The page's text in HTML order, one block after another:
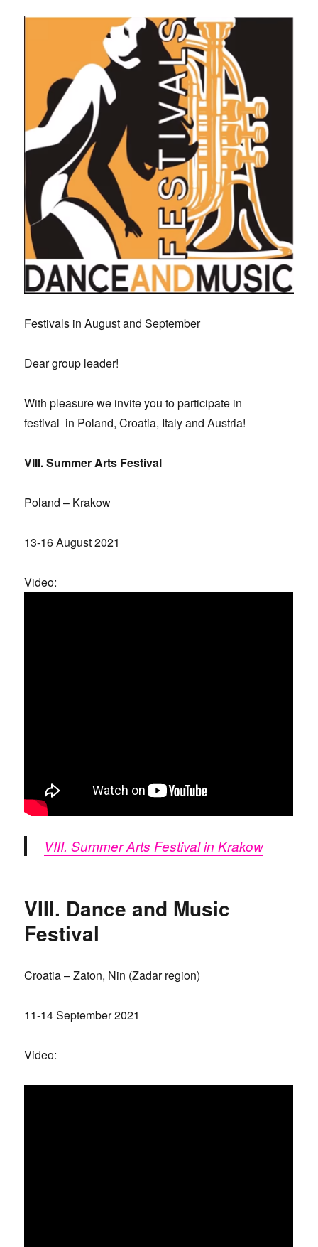
Festivals in August and September
Dear group leader!
With pleasure we invite you to participate in
festival in Poland, Croatia, Italy and Austria!
VIII. Summer Arts Festival
Poland – Krakow
13-16 August 2021
Video:
VIII. Summer Arts Festival in Krakow
VIII. Dance and Music
Festival
Croatia – Zaton, Nin (Zadar region)
11-14 September 2021
Video: